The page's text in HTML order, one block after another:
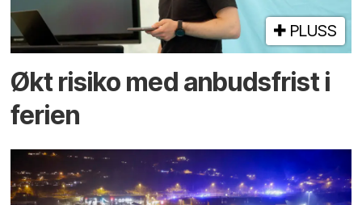
PLUSS
Økt risiko med anbuds­frist i
ferien